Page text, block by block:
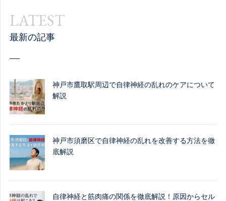
LATEST
最新の記事
神戸市鷹取駅周辺で自律神経の乱れのケアについて
解説
神戸市須磨区で自律神経の乱れを改善する方法を徹
底解説
自律神経と筋肉痛の関係を徹底解説！原因からセル